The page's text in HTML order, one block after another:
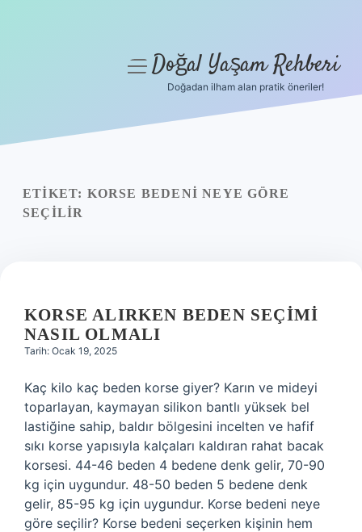
Yasal Uyarı
menüyüDoğal Yaşam Rehberi
Doğadan ilham alan pratik öneriler!
ETIKET: KORSE BEDENI NEYE GÖRE
SEÇILIR
KORSE ALIRKEN BEDEN SEÇIMI
NASIL OLMALI
Tarih: Ocak 19, 2025
Kaç kilo kaç beden korse giyer? Karın ve mideyi
toparlayan, kaymayan silikon bantlı yüksek bel
lastiğine sahip, baldır bölgesini incelten ve hafif
sıkı korse yapısıyla kalçaları kaldıran rahat bacak
korsesi. 44-46 beden 4 bedene denk gelir, 70-90
kg için uygundur. 48-50 beden 5 bedene denk
gelir, 85-95 kg için uygundur. Korse bedeni neye
göre seçilir? Korse bedeni seçerken kişinin hem